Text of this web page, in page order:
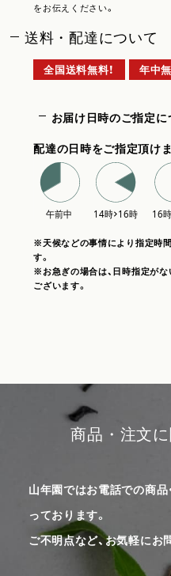
をお伝えください。
送料・配達について
全国送料無料！ 年中
お届け日時のご指定に
配達の日時をご指定頂けま
※天候などの事情により指定時
す。
※お急ぎの場合は、日時指定が
ございます。
商品・注文
山年園ではお電話での商
っております。
ご不明点など、お気軽にお